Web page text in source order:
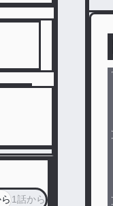
1話から